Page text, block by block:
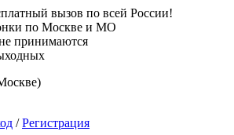
вызов по всей России!
по Москве и МО
принимаются
/Регистрация